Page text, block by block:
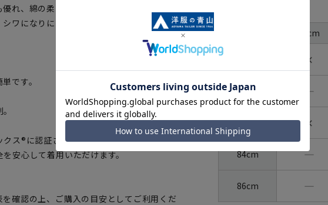
れ、綿の柔らかい風合いを持ち合わせた1枚
ワになりにくくアイロン掛けも簡単です。
です。
ス®に認証された、生地から付属まですべて
安心して着用いただけます。
確認の上、ご購入の目安としてご利用くだ
37cm
✕
80cm ―
82cm ✕
84cm ―
86cm ―